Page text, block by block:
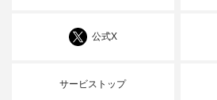
公式X
サービストップ